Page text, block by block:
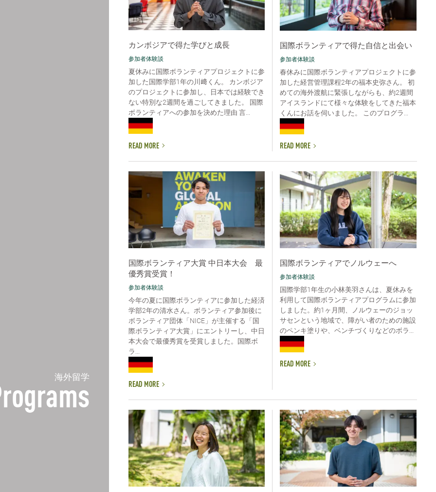
海外留学
カンボジアで得た学びと成長
参加者体験談
夏休みに国際ボランティアプロジェクトに参
加した国際学部1年の川﨑くん。 カンボジア
のプロジェクトに参加し、日本では経験でき
ない特別な2週間を過ごしてきました。 国際
ボランティアへの参加を決めた理由 言...
READ MORE
国際ボランティアで得た自信と出会い
参加者体験談
春休みに国際ボランティアプロジェクトに参
加した経営管理課程2年の福本史弥さん。 初
めての海外渡航に緊張しながらも、約2週間
アイスランドにて様々な体験をしてきた福本
くんにお話を伺いました。 このプログラ...
READ MORE
国際ボランティア大賞 中日本大会 最
優秀賞受賞！
参加者体験談
今年の夏に国際ボランティアに参加した経済
学部2年の清水さん。ボランティア参加後に
ボランティア団体「NICE」が主催する「国
際ボランティア大賞」にエントリーし、中日
本大会で最優秀賞を受賞しました。国際ボ
ラ...
READ MORE
国際ボランティアでノルウェーへ
参加者体験談
国際学部1年生の小林美羽さんは、夏休みを
利用して国際ボランティアプログラムに参加
しました。約1ヶ月間、ノルウェーのジョッ
サセンという地域で、障がい者のための施設
のペンキ塗りや、ベンチづくりなどのボラ...
READ MORE